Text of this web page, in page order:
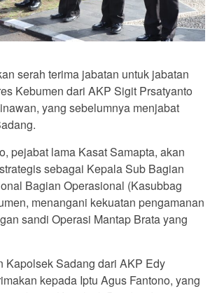
serah terima jabatan untuk jabatan
Kebumen dari AKP Sigit Prsatyanto
yang sebelumnya menjabat
pejabat lama Kasat Samapta, akan
sebagai Kepala Sub Bagian
Bagian Operasional (Kasubbag
menangani kekuatan pengamanan
sandi Operasi Mantap Brata yang
Kapolsek Sadang dari AKP Edy
kepada Iptu Agus Fantono, yang